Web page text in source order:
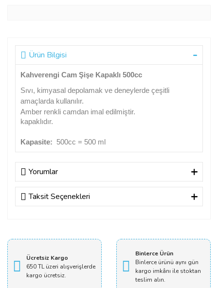
Ürün Bilgisi
Kahverengi Cam Şişe Kapaklı 500cc
Sıvı, kimyasal depolamak ve deneylerde çeşitli
amaçlarda kullanılır.
Amber renkli camdan imal edilmiştir.
kapaklıdır.
Kapasite: 500cc = 500 ml
Yorumlar
Bu ürüne ilk yorumu siz yapın!
Taksit Seçenekleri
Ücretsiz Kargo
650 TL üzeri alışverişlerde
kargo ücretsiz.
Binlerce Ürün
Binlerce ürünü aynı gün
kargo imkânı ile stoktan
teslim alın.